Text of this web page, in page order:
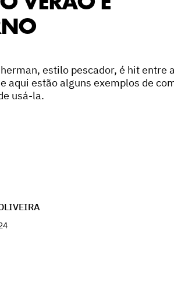
estilo pescador, é hit entre
aqui estão alguns exemplos de
usá-la.